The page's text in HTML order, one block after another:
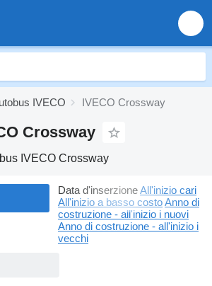
IVECO IVECO Crossway
Crossway
IVECO Crossway
Data d'inserzioneAll'inizio cari
All'inizio a basso costoAnno di
costruzione - all'inizio i nuovi
Anno di costruzione - all'inizio i
vecchi